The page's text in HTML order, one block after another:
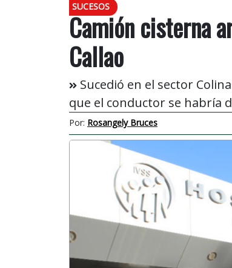
SUCESOS
Camión cisterna
Callao
Sucedió en el sector
que el conductor se habría
Por: Rosangely Bruces